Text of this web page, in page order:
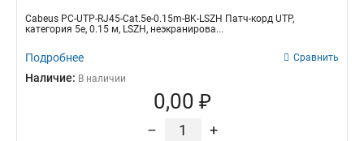
Cabeus PC-UTP-RJ45-Cat.5e-0.15m-BK-LSZH Патч-корд UTP,
категория 5e, 0.15 м, LSZH, неэкранирова...
Подробнее Сравнить
Наличие: В наличии
0,00 ₽
– +